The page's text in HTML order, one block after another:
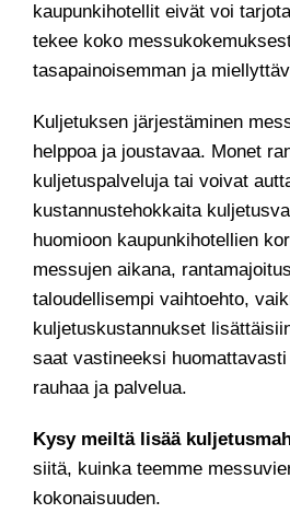
kaupunkihotellit eivät voi
tekee koko
tasapainoisemman ja
Kuljetuksen järjestäminen
helppoa ja joustavaa. Monet
kuljetuspalveluja tai voivat
kustannustehokkaita
huomioon kaupunkihotellien
messujen aikana,
taloudellisempi vaihtoehto,
kuljetuskustannukset
saat vastineeksi
rauhaa ja palvelua.
Kysy meiltä lisää
siitä, kuinka teemme
kokonaisuuden.